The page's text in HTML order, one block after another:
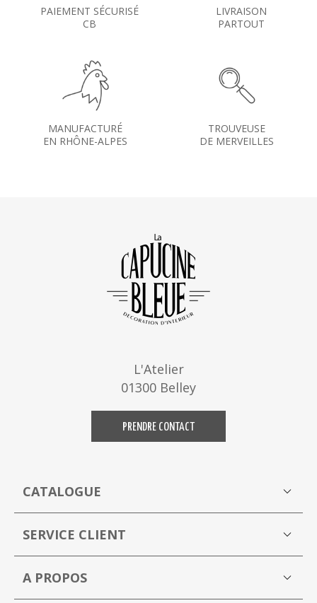
PAIEMENT SÉCURISÉ
CB
LIVRAISON
PARTOUT
MANUFACTURÉ
EN RHÔNE-ALPES
TROUVEUSE
DE MERVEILLES
CATALOGUE
Boutique
SERVICE CLIENT
Mon compte
A PROPOS
L'Atelier
01300 Belley
PRENDRE CONTACT